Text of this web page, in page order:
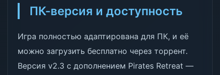
ПК-версия и доступность
Игра полностью адаптирована для ПК, и её
можно загрузить бесплатно через торрент.
Версия v2.3 с дополнением Pirates Retreat —